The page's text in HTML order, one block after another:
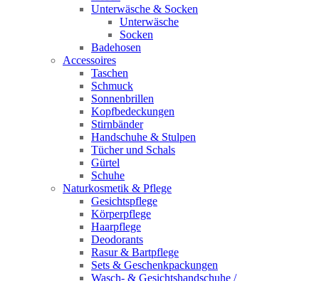
Unterwäsche & Socken
Unterwäsche
Socken
Badehosen
Accessoires
Taschen
Schmuck
Sonnenbrillen
Kopfbedeckungen
Stirnbänder
Handschuhe & Stulpen
Tücher und Schals
Gürtel
Schuhe
Naturkosmetik & Pflege
Gesichtspflege
Körperpflege
Haarpflege
Deodorants
Rasur & Bartpflege
Sets & Geschenkpackungen
Wasch‑ & Gesichtshandschuhe /